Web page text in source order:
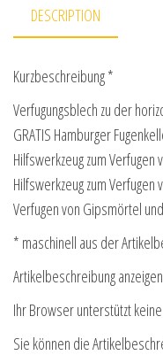
DESCRIPTION
Kurzbeschreibung *
Verfugungsblech zu der
GRATIS Hamburger
Hilfswerkzeug zum
Hilfswerkzeug zum
Verfugen von Gipsmörtel
* maschinell aus der
Artikelbeschreibung anzeigen
Ihr Browser unterstützt
Sie können die